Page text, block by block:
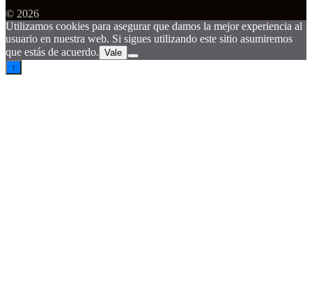
© 2026
Utilizamos cookies para asegurar que damos la mejor experiencia al
usuario en nuestra web. Si sigues utilizando este sitio asumiremos
que estás de acuerdo. Vale
↑